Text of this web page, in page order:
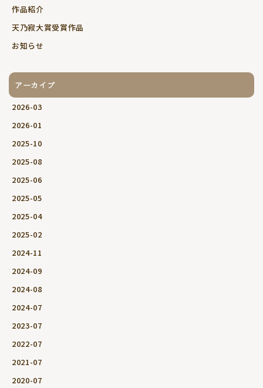
作品紹介
天乃寂大賞受賞作品
お知らせ
アーカイブ
2026-03
2026-01
2025-10
2025-08
2025-06
2025-05
2025-04
2025-02
2024-11
2024-09
2024-08
2024-07
2023-07
2022-07
2021-07
2020-07